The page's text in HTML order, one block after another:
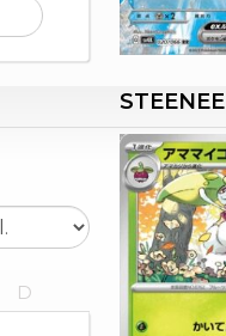
D
STEENEE